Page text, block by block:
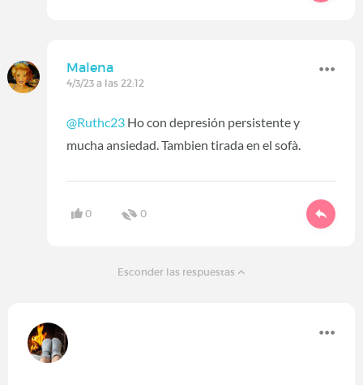
Malena
4/3/23 a las 22:12
@Ruthc23 Ho con depresión persistente y
mucha ansiedad. Tambien tirada en el sofà.
0 0
Esconder las respuestas